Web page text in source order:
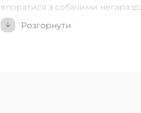
впоратися з собачими
страшний кусака?
Розгорнути